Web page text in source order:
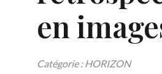
en
Catégorie : HORIZON